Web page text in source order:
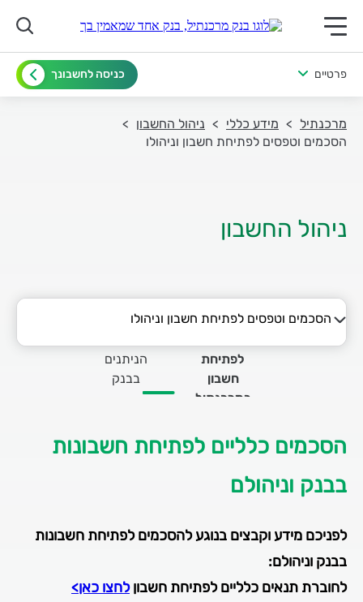
תפריט ראשי לנייד
פרטיים כניסה לחשבונך
מרכנתיל מידע כללי
ניהול החשבון
הסכמים וטפסים לפתיחת חשבון וניהולו
ניהול החשבון
הסכמים וטפסים לפתיחת חשבון וניהולו
מסמכים להצגה בפתיחת חשבון
הסכמים וטפסים לפתיחת חשבון וניהולו
לפתיחת חשבון
במרכנתיל
הניתנים בבנק
הסכמים כלליים לפתיחת חשבונות
בבנק וניהולם
לפניכם מידע וקבצים בנוגע להסכמים לפתיחת חשבונות
בבנק וניהולם:
לחוברת תנאים כלליים לפתיחת חשבוןלחצו כאן>